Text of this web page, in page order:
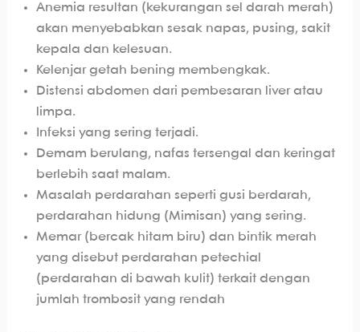
Anemia resultan (kekurangan sel darah merah)
akan menyebabkan sesak napas, pusing, sakit
kepala dan kelesuan.
Kelenjar getah bening membengkak.
Distensi abdomen dari pembesaran liver atau
limpa.
Infeksi yang sering terjadi.
Demam berulang, nafas tersengal dan keringat
berlebih saat malam.
Masalah perdarahan seperti gusi berdarah,
perdarahan hidung (Mimisan) yang sering.
Memar (bercak hitam biru) dan bintik merah
yang disebut perdarahan petechial
(perdarahan di bawah kulit) terkait dengan
jumlah trombosit yang rendah